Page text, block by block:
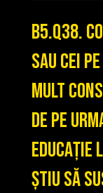
B5.Q38.
sau cei
mult
de pe
educație
știu să